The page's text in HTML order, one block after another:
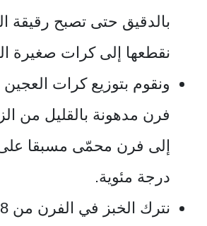
بالدقيق حتى تصبح رقيقة
نقطعها إلى كرات صغيرة
ونقوم بتوزيع كرات
فرن مدهونة بالقليل من
درجة مئوية.